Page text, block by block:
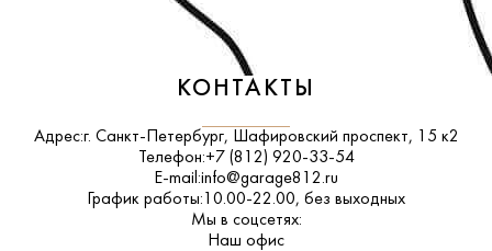
КОНТАКТЫ
Адрес:г. Санкт-Петербург, Шафировский проспект, 15 к2
Телефон:+7 (812) 920-33-54
E-mail:info@garage812.ru
График работы: 10.00-22.00, без выходных
Мы в соцсетях:
ВКонтакте
Наш офис